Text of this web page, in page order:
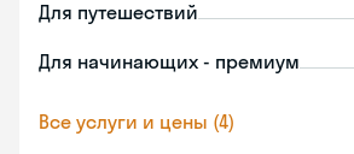
Для путешествий
Для начинающих - премиум
Все услуги и цены (4)